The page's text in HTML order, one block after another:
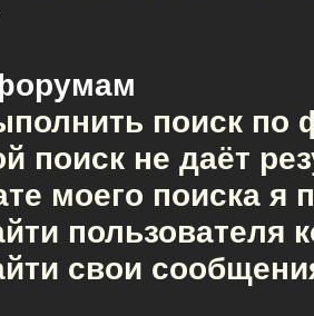
поиск
поиск не даёт
моего поиска я
пользователя
свои